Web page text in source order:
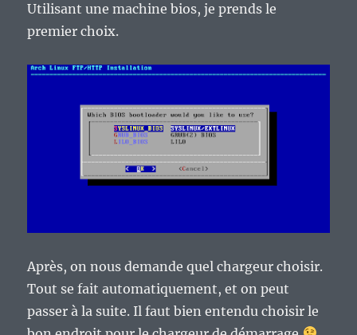
Utilisant une machine bios, je prends le
premier choix.
Après, on nous demande quel chargeur choisir.
Tout se fait automatiquement, et on peut
passer à la suite. Il faut bien entendu choisir le